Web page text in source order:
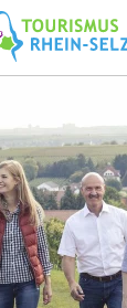
Rhein-
Entdecken &
Wein &
Kultur &